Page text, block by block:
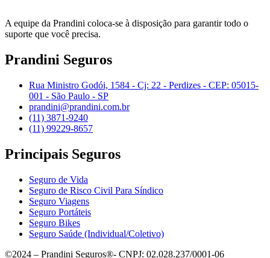
A equipe da Prandini coloca-se à disposição para garantir todo o
suporte que você precisa.
Prandini Seguros
Rua Ministro Godói, 1584 - Cj: 22 - Perdizes - CEP: 05015-
001 - São Paulo - SP
prandini@prandini.com.br
(11) 3871-9240
(11) 99229-8657
Principais Seguros
Seguro de Vida
Seguro de Risco Civil Para Síndico
Seguro Viagens
Seguro Portáteis
Seguro Bikes
Seguro Saúde (Individual/Coletivo)
©2024 – Prandini Seguros®- CNPJ: 02.028.237/0001-06